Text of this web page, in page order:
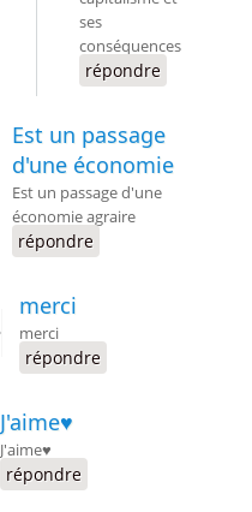
ses
conséquences
répondre
Est un passage
d'une économie
Est un passage d'une
économie agraire
répondre
merci
merci
répondre
J'aime♥️
J'aime♥️
répondre